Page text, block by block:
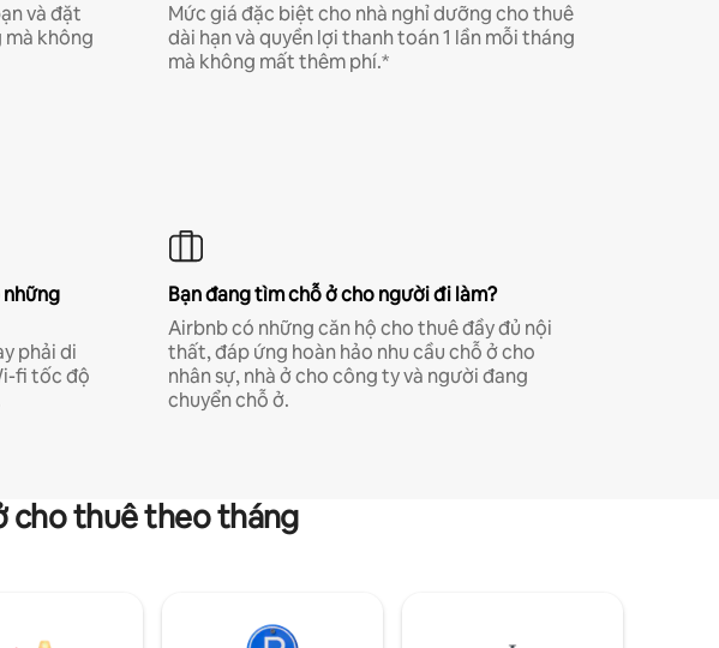
và đặt
không
Mức giá đặc biệt cho nhà nghỉ dưỡng cho thuê
dài hạn và quyền lợi thanh toán 1 lần mỗi tháng
mà không mất thêm phí.*
những
phải di
fi tốc độ
Bạn đang tìm chỗ ở cho người đi làm?
Airbnb có những căn hộ cho thuê đầy đủ nội
thất, đáp ứng hoàn hảo nhu cầu chỗ ở cho
nhân sự, nhà ở cho công ty và người đang
chuyển chỗ ở.
cho thuê theo tháng